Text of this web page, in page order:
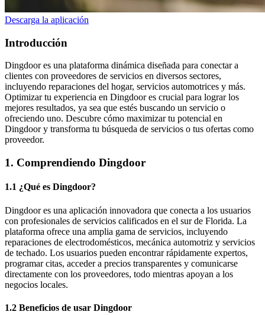
Descarga la aplicación
Introducción
Dingdoor es una plataforma dinámica diseñada para conectar a
clientes con proveedores de servicios en diversos sectores,
incluyendo reparaciones del hogar, servicios automotrices y más.
Optimizar tu experiencia en Dingdoor es crucial para lograr los
mejores resultados, ya sea que estés buscando un servicio o
ofreciendo uno. Descubre cómo maximizar tu potencial en
Dingdoor y transforma tu búsqueda de servicios o tus ofertas como
proveedor.
1. Comprendiendo Dingdoor
1.1 ¿Qué es Dingdoor?
Dingdoor es una aplicación innovadora que conecta a los usuarios
con profesionales de servicios calificados en el sur de Florida. La
plataforma ofrece una amplia gama de servicios, incluyendo
reparaciones de electrodomésticos, mecánica automotriz y servicios
de techado. Los usuarios pueden encontrar rápidamente expertos,
programar citas, acceder a precios transparentes y comunicarse
directamente con los proveedores, todo mientras apoyan a los
negocios locales.
1.2 Beneficios de usar Dingdoor